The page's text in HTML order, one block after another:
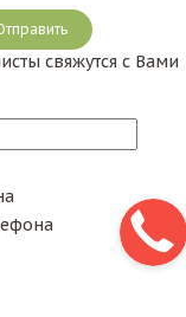
свяжутся с Вами